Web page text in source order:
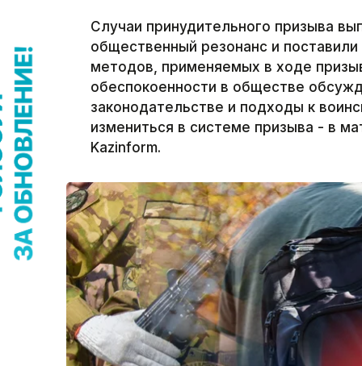
Случаи принудительного призыва
общественный резонанс и
методов, применяемых в ходе
обеспокоенности в обществе
законодательстве и подходы к
измениться в системе призыва - в
Kazinform.